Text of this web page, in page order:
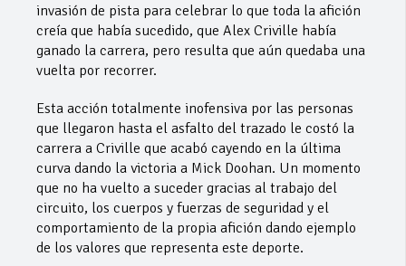
invasión de pista para celebrar lo que toda la afición
creía que había sucedido, que Alex Criville había
ganado la carrera, pero resulta que aún quedaba una
vuelta por recorrer.
Esta acción totalmente inofensiva por las personas
que llegaron hasta el asfalto del trazado le costó la
carrera a Criville que acabó cayendo en la última
curva dando la victoria a Mick Doohan. Un momento
que no ha vuelto a suceder gracias al trabajo del
circuito, los cuerpos y fuerzas de seguridad y el
comportamiento de la propia afición dando ejemplo
de los valores que representa este deporte.